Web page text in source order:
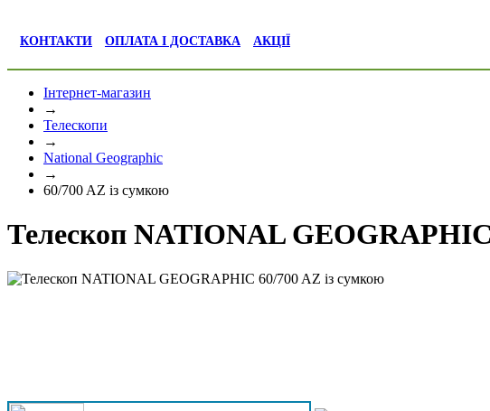
КОНТАКТИ ОПЛАТА І ДОСТАВКА АКЦІЇ
Інтернет-магазин
→
Телескопи
→
National Geographic
→
60/700 AZ із сумкою
Телескоп NATIONAL